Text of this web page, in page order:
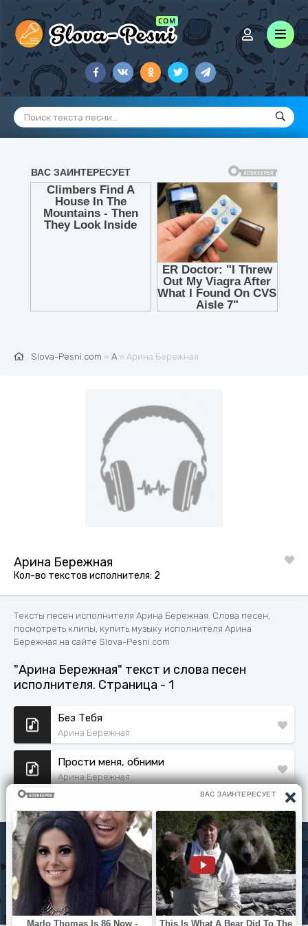
Slova-Pesni.com » А » Арина Бережная
Арина Бережная
Кол-во текстов исполнителя: 2
Тексты песен исполнителя Арина Бережная. Слова песен,
посмотреть клипы, купить музыку исполнителя Арина
Бережная на сайте Slova-Pesni.com
"Арина Бережная" текст и слова песен
исполнителя. Страница - 1
Без Тебя
Арина Бережная
Прости меня, обними
Арина Бережная
Исполнители
Политика конфиденциальности
Читать книги
© slova-pesni.com 2020 - 2026 По любым вопросам
оброащайтесь на почтуslovapesni.com@gmail.com